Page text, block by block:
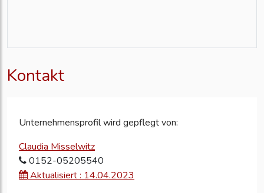
Kontakt
Unternehmensprofil wird gepflegt von:
Claudia Misselwitz
0152-05205540
Aktualisiert : 14.04.2023